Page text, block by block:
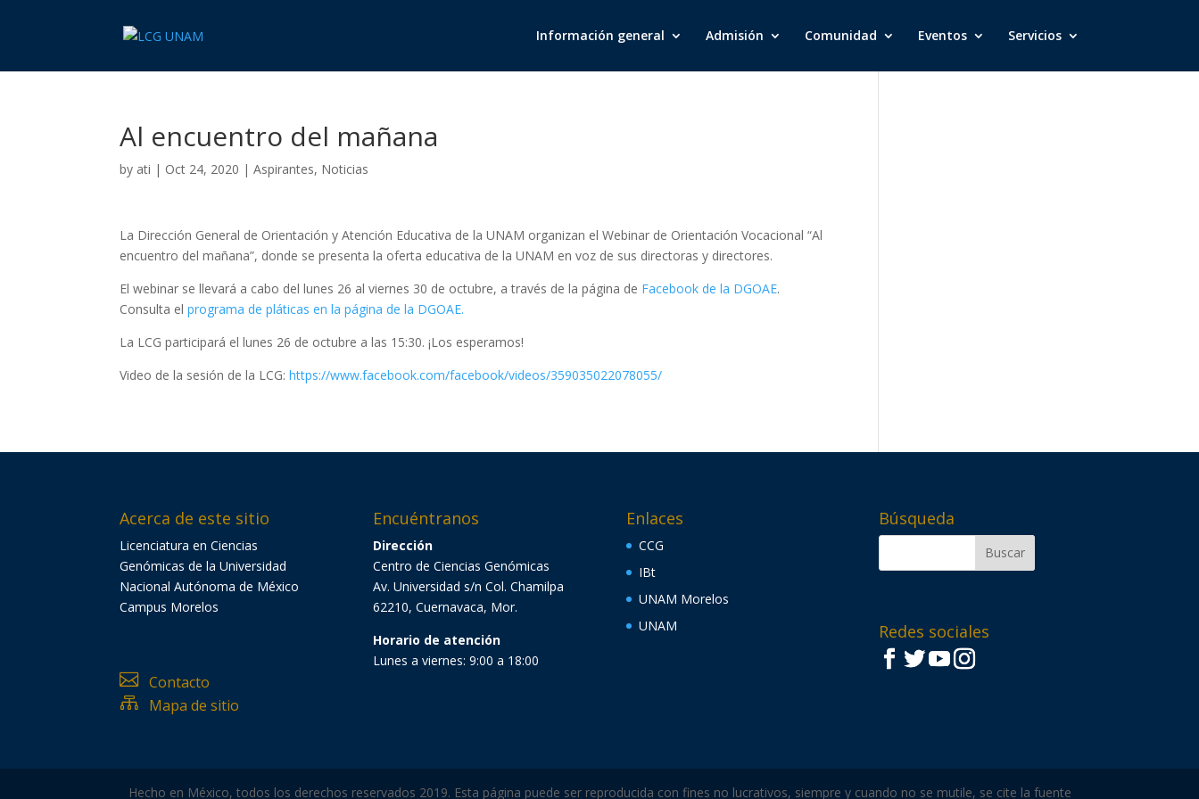
Información general Admisión Comunidad Eventos Servicios
Al encuentro del mañana
by ati | Oct 24, 2020 |Aspirantes, Noticias
La Dirección General de Orientación y Atención Educativa de la UNAM organizan el Webinar de Orientación Vocacional “Al
encuentro del mañana”, donde se presenta la oferta educativa de la UNAM en voz de sus directoras y directores.
El webinar se llevará a cabo del lunes 26 al viernes 30 de octubre, a través de la página de Facebook de la DGOAE.
Consulta elprograma de pláticas en la página de la DGOAE.
La LCG participará el lunes 26 de octubre a las 15:30. ¡Los esperamos!
Video de la sesión de la LCG:https://www.facebook.com/facebook/videos/359035022078055/
Acerca de este sitio
Licenciatura en Ciencias
Genómicas de la Universidad
Nacional Autónoma de México
Campus Morelos
 Contacto
 Mapa de sitio
Encuéntranos
Dirección
Centro de Ciencias Genómicas
Av. Universidad s/n Col. Chamilpa
62210, Cuernavaca, Mor.
Horario de atención
Lunes a viernes: 9:00 a 18:00
Enlaces
CCG
IBt
UNAM Morelos
UNAM
Búsqueda
Redes sociales
Hecho en México, todos los derechos reservados 2019. Esta página puede ser reproducida con fines no lucrativos, siempre y cuando no se mutile, se cite la fuente